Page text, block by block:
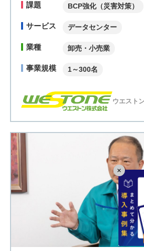
課題 BCP強化（災害対策）
サービス データセンター
業種 卸売・小売業
事業規模 1～300名
ウエスト
×